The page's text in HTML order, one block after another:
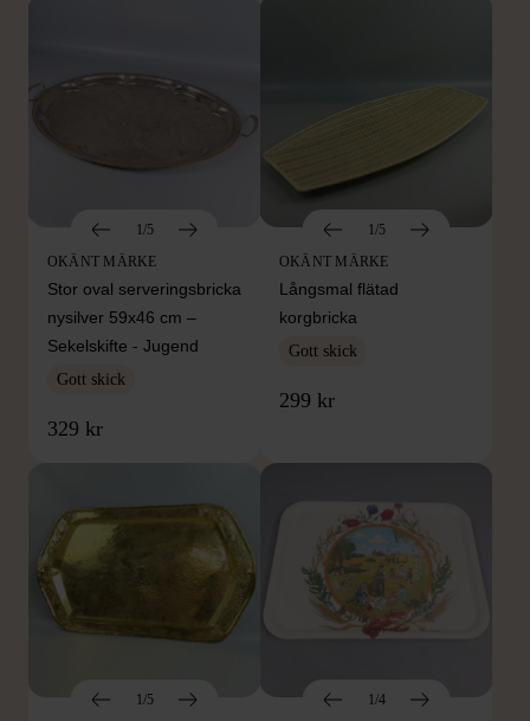
1/5
OKÄNT MÄRKE
Stor oval serveringsbricka
nysilver 59x46 cm –
Sekelskifte - Jugend
Gott skick
329 kr
1/5
OKÄNT MÄRKE
Långsmal flätad
korgbricka
Gott skick
299 kr
1/5
1/4